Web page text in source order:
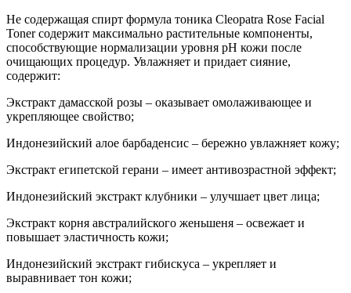
Не содержащая спирт формула тоника Cleopatra Rose Facial
Toner содержит максимально растительные компоненты,
способствующие нормализации уровня pH кожи после
очищающих процедур. Увлажняет и придает сияние,
содержит:
Экстракт дамасской розы – оказывает омолаживающее и
укрепляющее свойство;
Индонезийский алое барбаденсис – бережно увлажняет кожу;
Экстракт египетской герани – имеет антивозрастной эффект;
Индонезийский экстракт клубники – улучшает цвет лица;
Экстракт корня австралийского женьшеня – освежает и
повышает эластичность кожи;
Индонезийский экстракт гибискуса – укрепляет и
выравнивает тон кожи;